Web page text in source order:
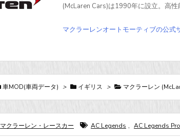
(McLaren Cars)は1990年に設立。高性
マクラーレンオートモーティブの公式
車MOD(車両データ) > イギリス > マクラーレン
マクラーレン・レースカー AC Legends , AC Legends